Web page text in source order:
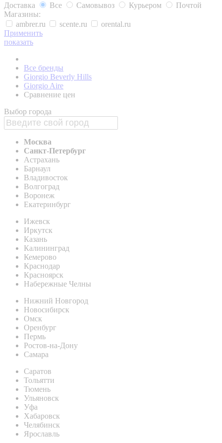
Доставка
Все Самовывоз Курьером
Почтой
Магазины:
ambrer.ru
scente.ru
orental.ru
Применить
показать
Все бренды
Giorgio Beverly Hills
Giorgio Aire
Сравнение цен
Выбор города
Москва
Санкт-Петербург
Астрахань
Барнаул
Владивосток
Волгоград
Воронеж
Екатеринбург
Ижевск
Иркутск
Казань
Калининград
Кемерово
Краснодар
Красноярск
Набережные Челны
Нижний Новгород
Новосибирск
Омск
Оренбург
Пермь
Ростов-на-Дону
Самара
Саратов
Тольятти
Тюмень
Ульяновск
Уфа
Хабаровск
Челябинск
Ярославль